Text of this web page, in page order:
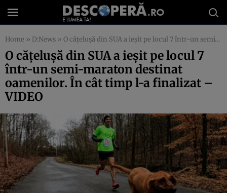
Home » D:News » O căţeluşă din SUA a ieşit pe locul 7 într-un semi-maraton destinat oamenilor. În cât timp l-a finalizat – VIDEO
O căţeluşă din SUA a ieşit pe locul 7
într-un semi-maraton destinat
oamenilor. În cât timp l-a finalizat –
VIDEO